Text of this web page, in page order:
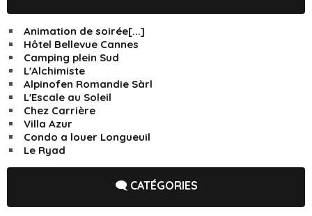
Animation de soirée[...]
Hôtel Bellevue Cannes
Camping plein Sud
L'Alchimiste
Alpinofen Romandie Sàrl
L'Escale au Soleil
Chez Carrière
Villa Azur
Condo a louer Longueuil
Le Ryad
🗨️ CATÉGORIES